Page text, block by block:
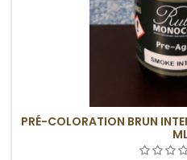
PRÉ-COLORATION BRUN
ML